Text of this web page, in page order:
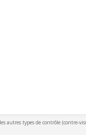
autres types de contrôle